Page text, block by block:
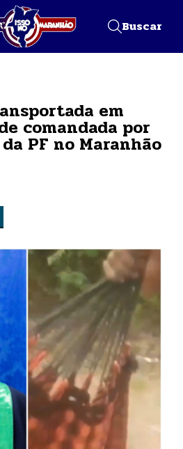
Buscar
em
comandada por
PF no Maranhão